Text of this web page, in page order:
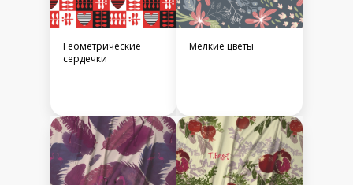
Геометрические
сердечки
Мелкие цветы